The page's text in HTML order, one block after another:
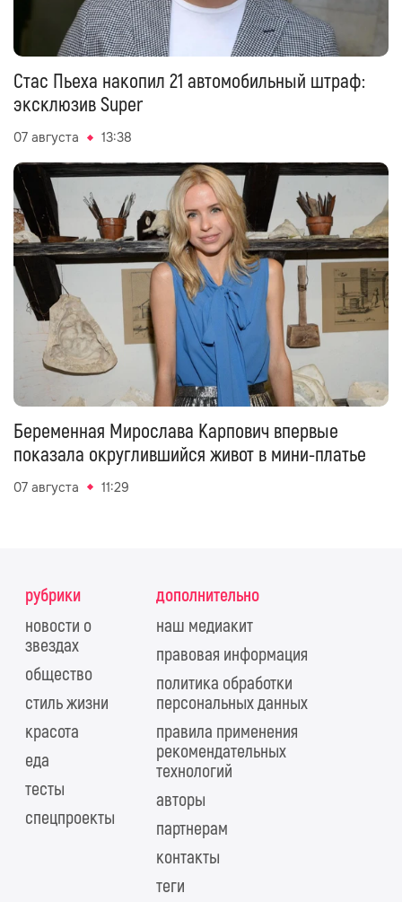
Стас Пьеха накопил 21 автомобильный штраф:
эксклюзив Super
07 августа 13:38
Беременная Мирослава Карпович впервые
показала округлившийся живот в мини-платье
07 августа 11:29
рубрики
новости о
звездах
общество
стиль жизни
красота
еда
тесты
спецпроекты
дополнительно
наш медиакит
правовая информация
политика обработки
персональных данных
правила применения
рекомендательных
технологий
авторы
партнерам
контакты
теги